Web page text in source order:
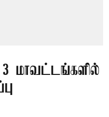
3 மாவட்டங்களில்